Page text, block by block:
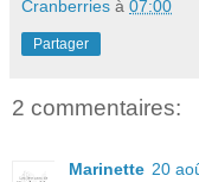
Cranberries à 07:00
Partager
2 commentaires:
Marinette 20